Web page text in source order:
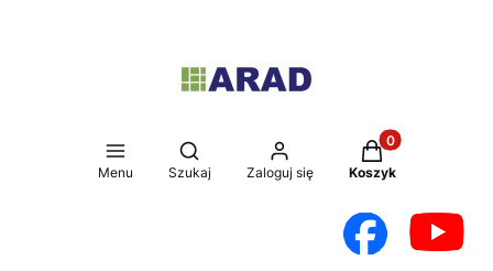
Menu
Otwórz wyszukiwarkę
Szukaj Zaloguj się
Produkty w
Koszyk